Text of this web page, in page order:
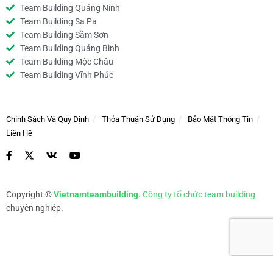
Team Building Quảng Ninh
Team Building Sa Pa
Team Building Sầm Sơn
Team Building Quảng Bình
Team Building Mộc Châu
Team Building Vĩnh Phúc
Chính Sách Và Quy Định Thỏa Thuận Sử Dụng
Bảo Mật Thông Tin
Liên Hệ
Copyright ©Vietnamteambuilding. Công ty tổ chức team building
chuyên nghiệp.